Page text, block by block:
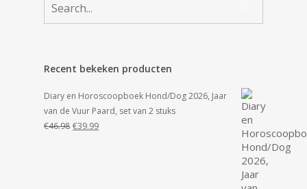
Recent bekeken producten
Diary en Horoscoopboek Hond/Dog 2026, Jaar
van de Vuur Paard, set van 2 stuks
€46.98 Oorspronkelijke
€39.99Huidige